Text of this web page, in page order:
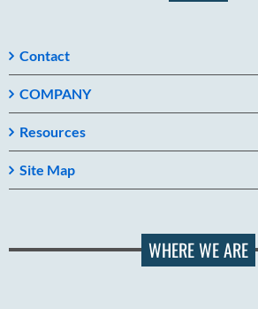
Contact
COMPANY
Resources
Site Map
WHERE WE ARE